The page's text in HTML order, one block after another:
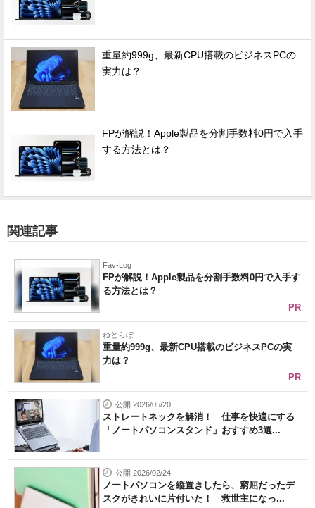
重量約999g、最新CPU搭載のビジネスPCの
実力は？
FPが解説！Apple製品を分割手数料0円で入手
する方法とは？
関連記事
Fav-Log
FPが解説！Apple製品を分割手数料0円で入手す
る方法とは？
PR
ねとらぼ
重量約999g、最新CPU搭載のビジネスPCの実
力は？
PR
公開 2026/05/20
ストレートネックを解消！ 仕事を快適にする
「ノートパソコンスタンド」おすすめ3選...
公開 2026/02/24
ノートパソコンを縦置きしたら、窮屈だったデ
スクがきれいに片付いた！ 救世主になっ...